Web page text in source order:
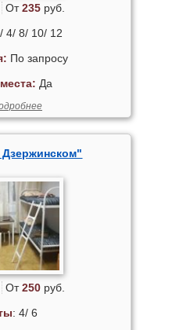
От235руб.
4/ 8/ 10/ 12
По запросу
Да
От250руб.
: 4/ 6